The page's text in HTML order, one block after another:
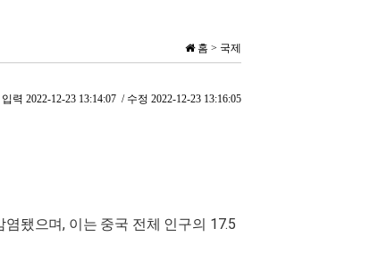
홈 > 국제
입력 2022-12-23 13:14:07 / 수정 2022-12-23 13:16:05
됐으며, 이는 중국 전체 인구의 17.5